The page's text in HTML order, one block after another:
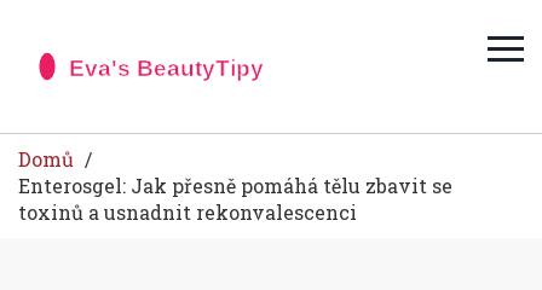
Domů
Enterosgel: Jak přesně pomáhá tělu zbavit se
toxinů a usnadnit rekonvalescenci